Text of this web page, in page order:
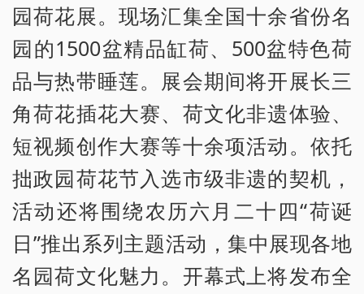
园荷花展。现场汇集全国十余省份名
园的1500盆精品缸荷、500盆特色荷
品与热带睡莲。展会期间将开展长三
角荷花插花大赛、荷文化非遗体验、
短视频创作大赛等十余项活动。依托
拙政园荷花节入选市级非遗的契机，
活动还将围绕农历六月二十四“荷诞
日”推出系列主题活动，集中展现各地
名园荷文化魅力。开幕式上将发布全